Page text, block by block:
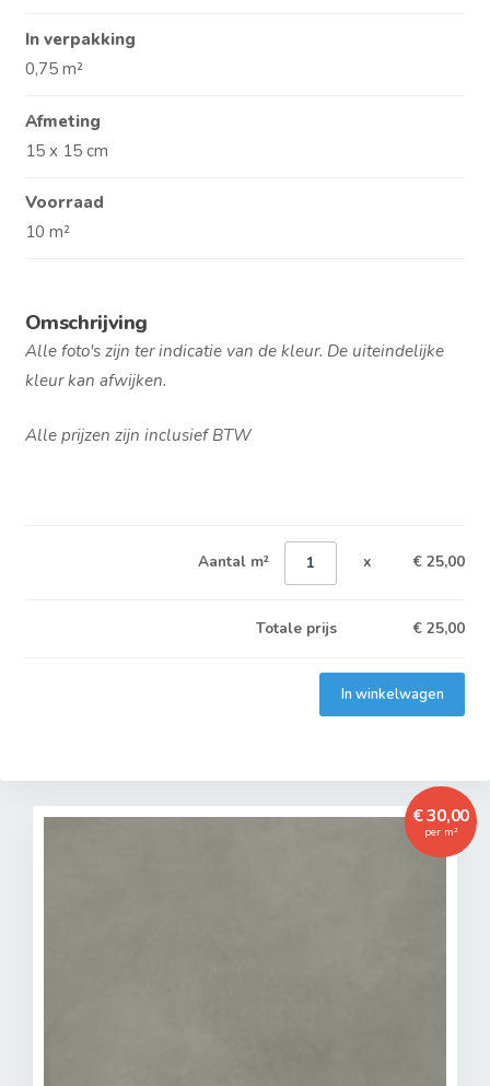
In verpakking
0,75 m²
Afmeting
15 x 15 cm
Voorraad
10 m²
Omschrijving
Alle foto's zijn ter indicatie van de kleur. De uiteindelijke
kleur kan afwijken.
Alle prijzen zijn inclusief BTW
Aantal m² x € 25,00
Totale prijs €25,00
In winkelwagen
€ 30,00
per m²